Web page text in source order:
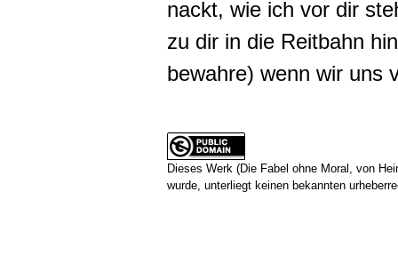
nackt, wie ich vor dir
zu dir in die Reitbahn
bewahre) wenn wir uns
Dieses Werk (Die Fabel ohne Moral, von
wurde, unterliegt keinen bekannten